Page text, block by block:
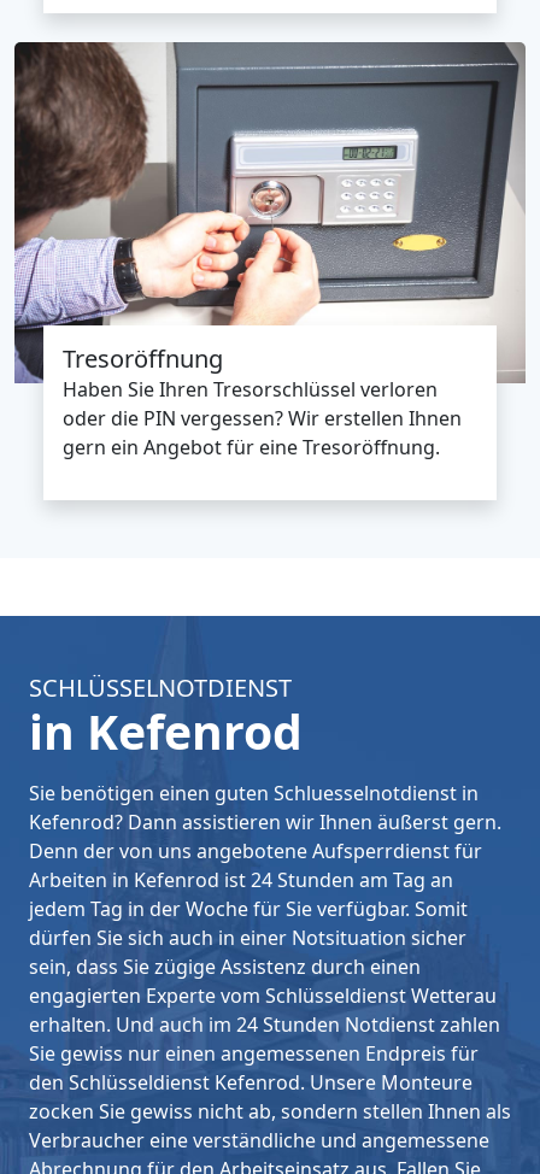
Tresoröffnung
Haben Sie Ihren Tresorschlüssel verloren
oder die PIN vergessen? Wir erstellen Ihnen
gern ein Angebot für eine Tresoröffnung.
SCHLÜSSELNOTDIENST
in Kefenrod
Sie benötigen einen guten Schluesselnotdienst in
Kefenrod? Dann assistieren wir Ihnen äußerst gern.
Denn der von uns angebotene Aufsperrdienst für
Arbeiten in Kefenrod ist 24 Stunden am Tag an
jedem Tag in der Woche für Sie verfügbar. Somit
dürfen Sie sich auch in einer Notsituation sicher
sein, dass Sie zügige Assistenz durch einen
engagierten Experte vom Schlüsseldienst Wetterau
erhalten. Und auch im 24 Stunden Notdienst zahlen
Sie gewiss nur einen angemessenen Endpreis für
den Schlüsseldienst Kefenrod. Unsere Monteure
zocken Sie gewiss nicht ab, sondern stellen Ihnen als
Verbraucher eine verständliche und angemessene